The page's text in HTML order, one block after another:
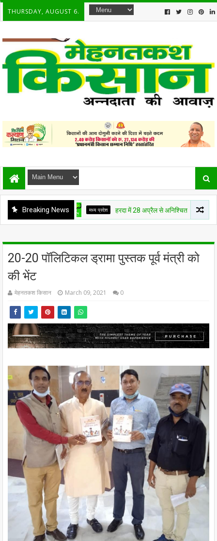
THURSDAY, AUGUST 6.
Breaking Newsमध्य प्रदेश हरदा में 28 अप्रैल से अनिश्चित कालीन किसान
20-20 पॉलिटिकल ड्रामा पुस्तक पूर्व मंत्री को
की भेंट
मेहनतकश किसान March 09, 2021 0